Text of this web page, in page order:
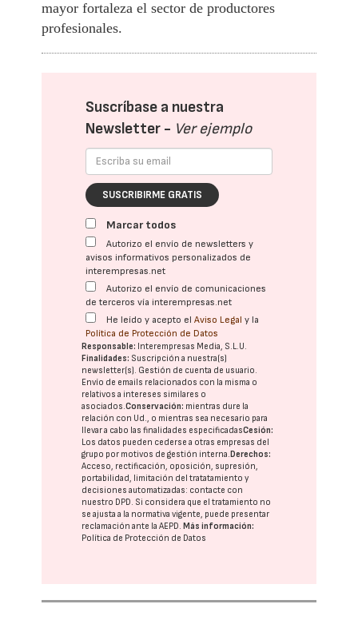
mayor fortaleza el sector de productores
profesionales.
Suscríbase a nuestra
Newsletter - Ver ejemplo
SUSCRIBIRME GRATIS
Marcar todos
Autorizo el envío de newsletters y
avisos informativos personalizados de
interempresas.net
Autorizo el envío de comunicaciones
de terceros vía interempresas.net
He leído y acepto elAviso Legal y la
Política de Protección de Datos
Responsable: Interempresas Media, S.L.U.
Finalidades: Suscripción a nuestra(s)
newsletter(s). Gestión de cuenta de usuario.
Envío de emails relacionados con la misma o
relativos a intereses similares o
asociados.Conservación: mientras dure la
relación con Ud., o mientras sea necesario para
llevar a cabo las finalidades especificadasCesión:
Los datos pueden cederse a otras empresas del
grupo por motivos de gestión interna.Derechos:
Acceso, rectificación, oposición, supresión,
portabilidad, limitación del tratatamiento y
decisiones automatizadas: contacte con
nuestro DPD. Si considera que el tratamiento no
se ajusta a la normativa vigente, puede presentar
reclamación ante laAEPD.Más información:
Política de Protección de Datos